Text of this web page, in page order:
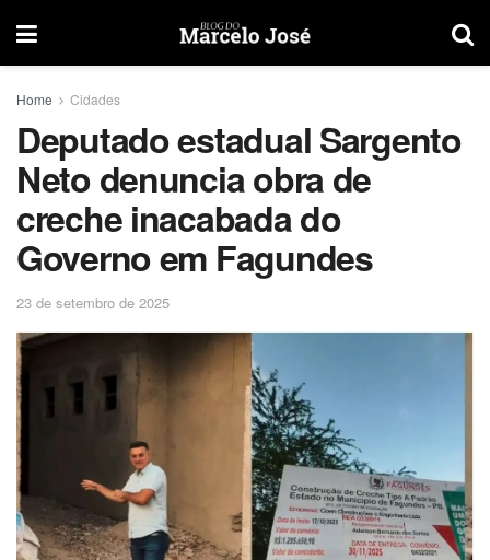
Home Cidades
Deputado estadual Sargento
Neto denuncia obra de
creche inacabada do
Governo em Fagundes
23 de setembro de 2025